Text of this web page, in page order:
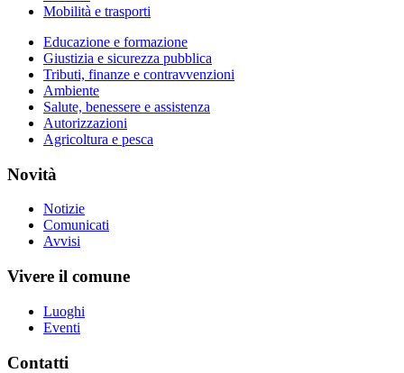
Mobilità e trasporti
Educazione e formazione
Giustizia e sicurezza pubblica
Tributi, finanze e contravvenzioni
Ambiente
Salute, benessere e assistenza
Autorizzazioni
Agricoltura e pesca
Novità
Notizie
Comunicati
Avvisi
Vivere il comune
Luoghi
Eventi
Contatti